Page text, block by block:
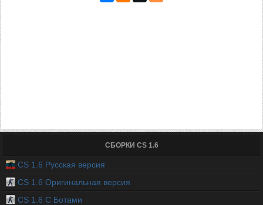
СБОРКИ CS 1.6
CS 1.6 Русская версия
CS 1.6 Оригинальная версия
CS 1.6 С Ботами